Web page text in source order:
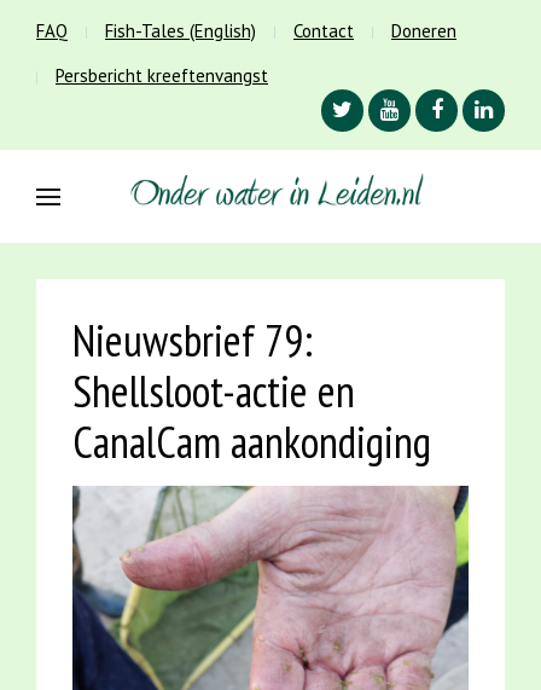
FAQ Fish-Tales (English) Contact
Doneren
Persbericht kreeftenvangst
Nieuwsbrief 79:
Shellsloot-actie en
CanalCam aankondiging